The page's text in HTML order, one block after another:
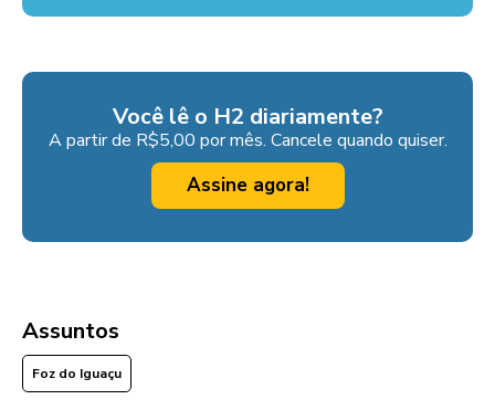
Você lê o H2 diariamente?
A partir de R$5,00 por mês. Cancele quando quiser.
Assine agora!
Assuntos
Foz do Iguaçu